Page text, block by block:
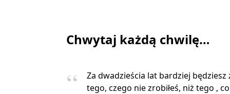
Chwytaj każdą chwilę…
Za dwadzieścia lat bardziej będziesz
tego, czego nie zrobiłeś, niż tego ,